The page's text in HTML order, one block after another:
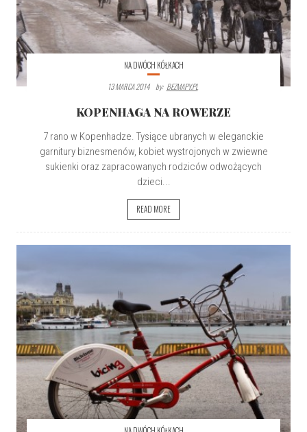
NA DWÓCH KÓŁKACH
13 MARCA 2014
By: BEZMAPY.PL
KOPENHAGA NA ROWERZE
7 rano w Kopenhadze. Tysiące ubranych w eleganckie
garnitury biznesmenów, kobiet wystrojonych w zwiewne
sukienki oraz zapracowanych rodziców odwożących
dzieci...
READ MORE